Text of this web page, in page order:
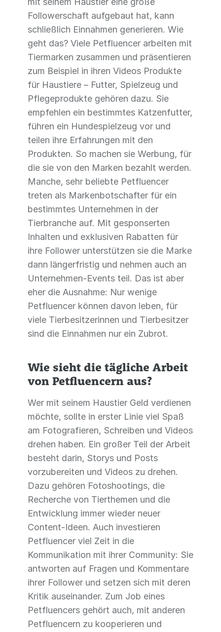
Followerschaft aufgebaut hat, kann
schließlich Einnahmen generieren. Wie
geht das? Viele Petfluencer arbeiten mit
Tiermarken zusammen und präsentieren
zum Beispiel in ihren Videos Produkte
für Haustiere – Futter, Spielzeug und
Pflegeprodukte gehören dazu. Sie
empfehlen ein bestimmtes Katzenfutter,
führen ein Hundespielzeug vor und
teilen ihre Erfahrungen mit den
Produkten. So machen sie Werbung, für
die sie von den Marken bezahlt werden.
Manche, sehr beliebte Petfluencer
treten als Markenbotschafter für ein
bestimmtes Unternehmen in der
Tierbranche auf. Mit gesponserten
Inhalten und exklusiven Rabatten für
ihre Follower unterstützen sie die Marke
dann längerfristig und nehmen auch an
Unternehmen-Events teil. Das ist aber
eher die Ausnahme: Nur wenige
Petfluencer können davon leben, für
viele Tierbesitzerinnen und Tierbesitzer
sind die Einnahmen nur ein Zubrot.
Wie sieht die tägliche Arbeit
von Petfluencern aus?
Wer mit seinem Haustier Geld verdienen
möchte, sollte in erster Linie viel Spaß
am Fotografieren, Schreiben und Videos
drehen haben. Ein großer Teil der Arbeit
besteht darin, Storys und Posts
vorzubereiten und Videos zu drehen.
Dazu gehören Fotoshootings, die
Recherche von Tierthemen und die
Entwicklung immer wieder neuer
Content-Ideen. Auch investieren
Petfluencer viel Zeit in die
Kommunikation mit ihrer Community: Sie
antworten auf Fragen und Kommentare
ihrer Follower und setzen sich mit deren
Kritik auseinander. Zum Job eines
Petfluencers gehört auch, mit anderen
Petfluencern zu kooperieren und